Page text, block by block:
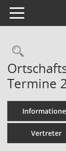
Toggle navigation
Termine
Vertreter